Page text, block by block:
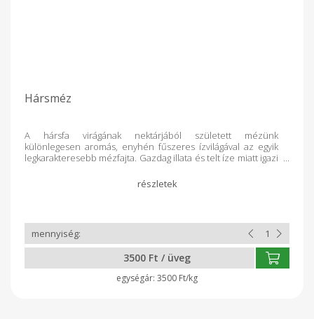
Hársméz
A hársfa virágának nektárjából született mézünk
különlegesen aromás, enyhén fűszeres ízvilágával az egyik
legkarakteresebb mézfajta. Gazdag illata és telt íze miatt igazi
időszakban. Miért válaszd a Sebők Méhészet hársmézét?
Természetes immunerősítő, megfázás idején kiváló társ
nemcsak finom, hanem segít megőrizni egészségedet is – egy
korty tea és egy kanál hársméz, és máris a természet erejét
érzed.
3500 Ft / üveg
3500 Ft/kg